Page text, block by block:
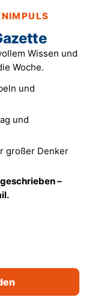
Wissen und
Woche.
und
und
großer Denker
–